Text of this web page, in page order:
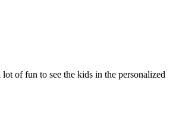
of fun to see the kids in the personalized